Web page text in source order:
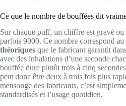
Ce que le nombre de bouffées dit
Sur chaque puff, un chiffre est gravé
parfois 9000. Ce nombre correspond au
théoriques que le fabricant garantit
avec des inhalations d’une seconde
bouffée dure plutôt trois à cinq
peut donc être deux à trois fois plus
mensonge des fabricants, c’est
standardisés et l’usage quotidien.